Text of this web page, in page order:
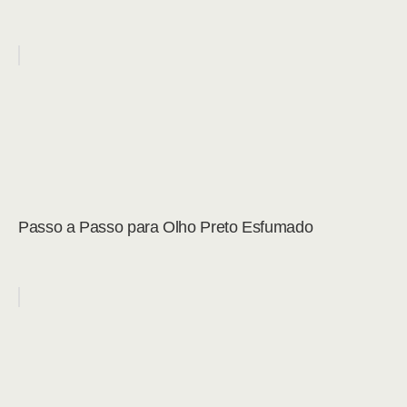
Passo a Passo para Olho Preto Esfumado